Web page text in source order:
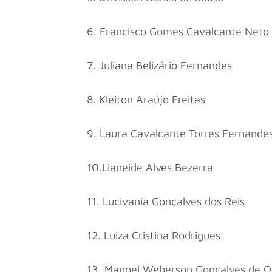
6. Francisco Gomes Cavalcante Neto
7. Juliana Belizário Fernandes
8. Kleiton Araújo Freitas
9. Laura Cavalcante Torres
10.Lianeide Alves Bezerra
11. Lucivania Gonçalves dos Reis
12. Luiza Cristina Rodrigues
13. Manoel Weberson Gonçalves de